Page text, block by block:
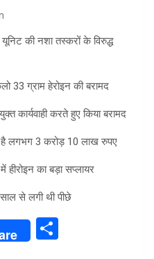
की नशा तस्करों के विरुद्ध
33 ग्राम हेरोइन की बरामद
कार्यवाही करते हुए किया बरामद
है लगभग 3 करोड़ 10 लाख रुपए
का बड़ा सप्लायर
से लगी थी पीछे